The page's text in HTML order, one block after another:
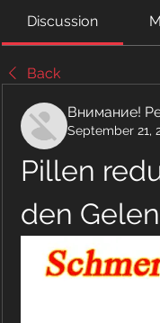
Discussion
Back
Внимание!
September 21,
Pillen
den